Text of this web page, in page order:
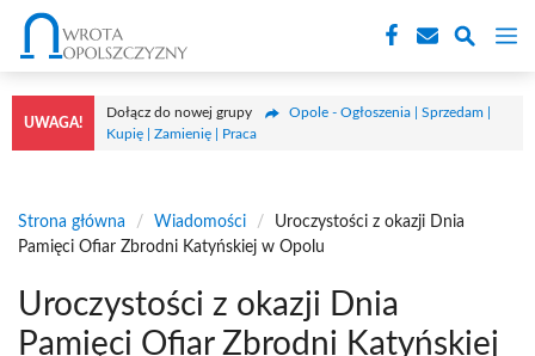
Przejdź
treści
UWAGA!
Dołącz do nowej grupy
Opole - Ogłoszenia | Sprzedam |
Kupię | Zamienię | Praca
Strona główna / Wiadomości /
Uroczystości z okazji Dnia
Pamięci Ofiar Zbrodni Katyńskiej w Opolu
Uroczystości z okazji Dnia
Pamięci Ofiar Zbrodni Katyńskiej